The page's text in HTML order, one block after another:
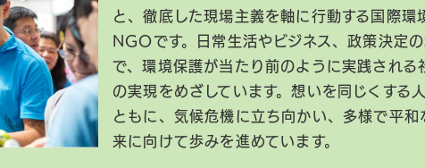
と、徹底した現場主義を軸に行動する国際環
NGOです。日常生活やビジネス、政策決定
で、環境保護が当たり前のように実践される
の実現をめざしています。想いを同じくする
ともに、気候危機に立ち向かい、多様で平和
来に向けて歩みを進めています。